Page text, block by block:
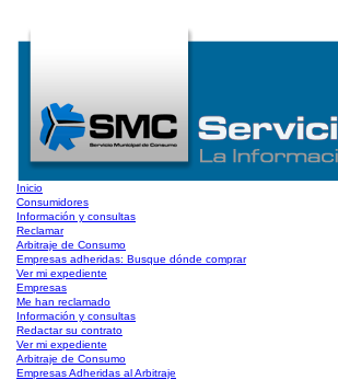
Inicio
Consumidores
Información y consultas
Reclamar
Arbitraje de Consumo
Empresas adheridas: Busque dónde comprar
Ver mi expediente
Empresas
Me han reclamado
Información y consultas
Redactar su contrato
Ver mi expediente
Arbitraje de Consumo
Empresas Adheridas al Arbitraje